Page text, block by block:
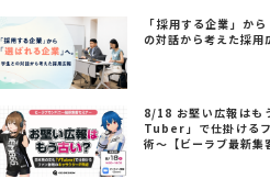
「採用する企業」か
の対話から考えた採用
8/18 お堅い広報はも
Tuber」で仕掛ける
術～【ビーラブ最新集